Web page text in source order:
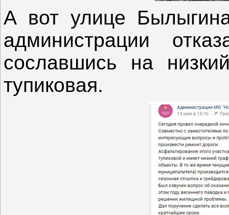
А вот улице
администрации
сославшись на
тупиковая.